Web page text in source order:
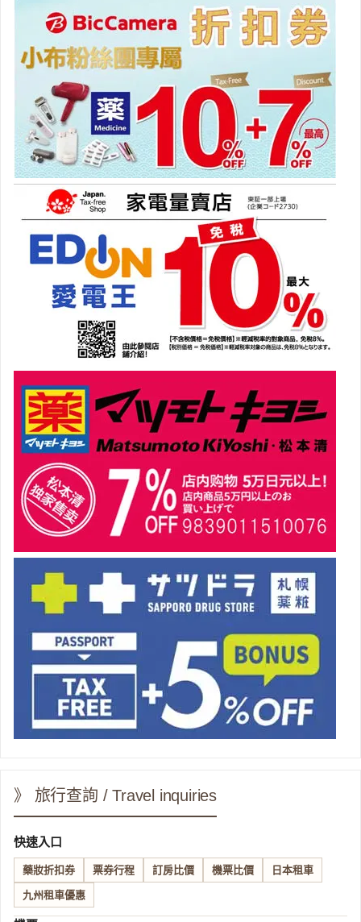
》 旅行查詢 / Travel inquiries
快速入口
藥妝折扣券 票券行程 訂房比價 機票比價 日本租車
九州租車優惠